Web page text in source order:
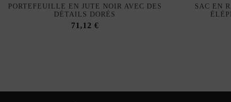
PORTEFEUILLE EN JUTE NOIR AVEC DES
DÉTAILS DORÉS
71,12 €
SAC EN